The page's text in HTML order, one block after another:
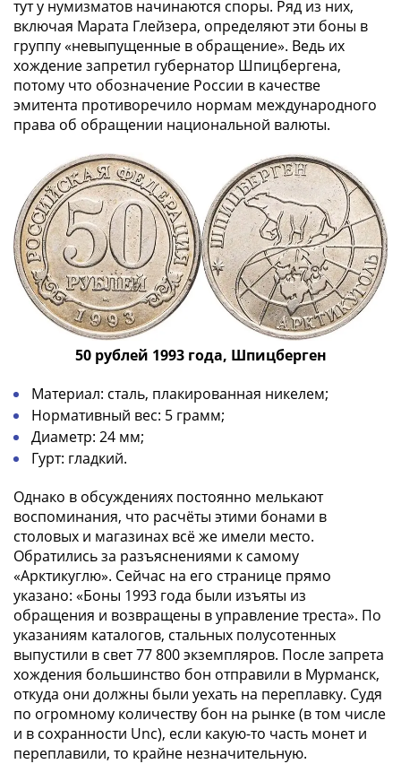
тут у нумизматов начинаются споры. Ряд из них,
включая Марата Глейзера, определяют эти боны в
группу «невыпущенные в обращение». Ведь их
хождение запретил губернатор Шпицбергена,
потому что обозначение России в качестве
эмитента противоречило нормам международного
права об обращении национальной валюты.
50 рублей 1993 года, Шпицберген
Материал: сталь, плакированная никелем;
Нормативный вес: 5 грамм;
Диаметр: 24 мм;
Гурт: гладкий.
Однако в обсуждениях постоянно мелькают
воспоминания, что расчёты этими бонами в
столовых и магазинах всё же имели место.
Обратились за разъяснениями к самому
«Арктикуглю». Сейчас на его странице прямо
указано: «Боны 1993 года были изъяты из
обращения и возвращены в управление треста». По
указаниям каталогов, стальных полусотенных
выпустили в свет 77 800 экземпляров. После запрета
хождения большинство бон отправили в Мурманск,
откуда они должны были уехать на переплавку. Судя
по огромному количеству бон на рынке (в том числе
и в сохранности Unc), если какую-то часть монет и
переплавили, то крайне незначительную.